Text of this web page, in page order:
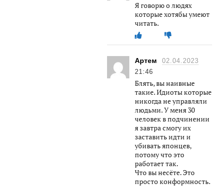
Я говорю о людях
которые хотябы умеют
читать.
Артем
02.04.2023
21:46
Блять, вы наивные
такие. Идиоты которые
никогда не управляли
людьми. У меня 30
человек в подчинении
я завтра смогу их
заставить идти и
убивать японцев,
потому что это
работает так.
Что вы несёте. Это
просто конформность.